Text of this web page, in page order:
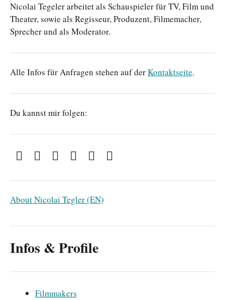
Nicolai Tegeler arbeitet als Schauspieler für TV, Film und
Theater, sowie als Regisseur, Produzent, Filmemacher,
Sprecher und als Moderator.
Alle Infos für Anfragen stehen auf derKontaktseite.
Du kannst mir folgen:
About Nicolai Tegler (EN)
Infos & Profile
Filmmakers